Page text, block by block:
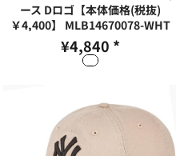
ース Dロゴ【本体価格(税抜)
￥4,400】
MLB14670078-WHT
¥4,840 *